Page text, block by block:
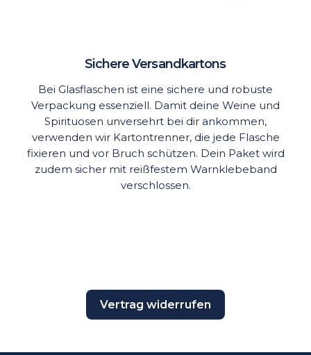
Sichere Versandkartons
Bei Glasflaschen ist eine sichere und robuste
Verpackung essenziell. Damit deine Weine und
Spirituosen unversehrt bei dir ankommen,
verwenden wir Kartontrenner, die jede Flasche
fixieren und vor Bruch schützen. Dein Paket wird
zudem sicher mit reißfestem Warnklebeband
verschlossen.
Vertrag widerrufen